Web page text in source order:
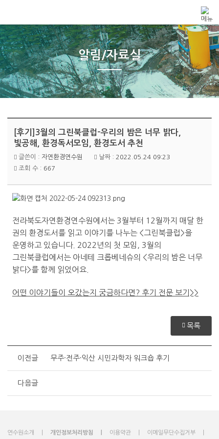
알림/자료실
[후기]3월의 그린북클럽-우리의 밤은 너무 밝다,
빛공해, 환경독서모임, 환경도서 추천
글쓴이 : 자연환경연수원 날짜 : 2022.05.24 09:23
조회 수 : 667
전라북도자연환경연수원에서는 3월부터 12월까지 매달 한
권의 환경도서를 읽고 이야기를 나누는 <그린북클럽>을
운영하고 있습니다. 2022년의 첫 모임, 3월의
그린북클럽에서는 아네테 크롭베네슈의 <우리의 밤은 너무
밝다>를 함께 읽었어요.
어떤 이야기들이 오갔는지 궁금하다면? 후기 전문 보기>>
목록
이전글 무주·전주·익산 시민과학자 워크숍 후기
다음글
연수원소개 개인정보처리방침 이용약관 이메일무단수집거부